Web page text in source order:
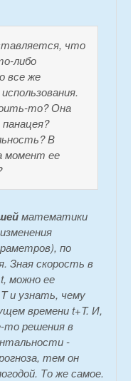
что
либо
все же
то? Она
В
момент ее
математики
по
Зная скорость в
можно ее
и узнать, чему
времени t+T. И,
то решения в
-
тем он
То же самое.